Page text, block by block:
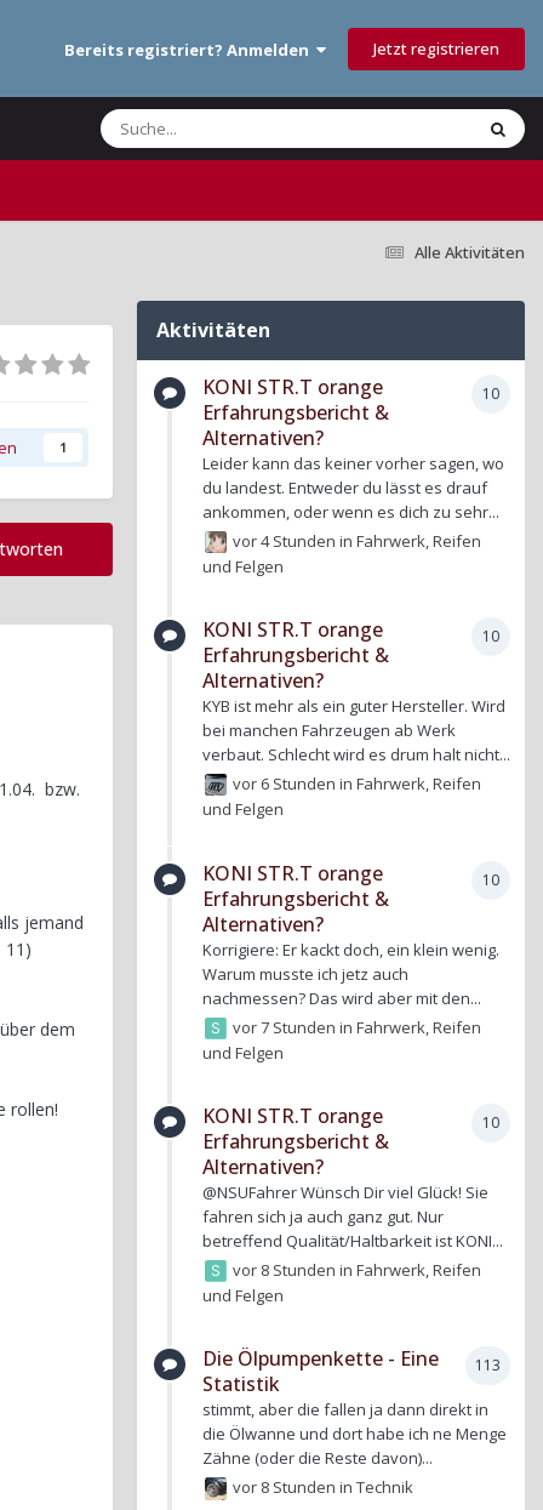
Bereits registriert? Anmelden Jetzt registrieren
Alle Aktivitäten
1
bzw.
jemand
11)
dem
rollen!
Aktivitäten
10
KONI STR.T orange
Erfahrungsbericht &
Alternativen?
Leider kann das keiner vorher sagen, wo
du landest. Entweder du lässt es drauf
ankommen, oder wenn es dich zu sehr...
vor 4 Stunden inFahrwerk, Reifen
und Felgen
10
KONI STR.T orange
Erfahrungsbericht &
Alternativen?
KYB ist mehr als ein guter Hersteller. Wird
bei manchen Fahrzeugen ab Werk
verbaut. Schlecht wird es drum halt nicht...
vor 6 Stunden inFahrwerk, Reifen
und Felgen
10
KONI STR.T orange
Erfahrungsbericht &
Alternativen?
Korrigiere: Er kackt doch, ein klein wenig.
Warum musste ich jetz auch
nachmessen? Das wird aber mit den...
vor 7 Stunden inFahrwerk, Reifen
und Felgen
10
KONI STR.T orange
Erfahrungsbericht &
Alternativen?
@NSUFahrer Wünsch Dir viel Glück! Sie
fahren sich ja auch ganz gut. Nur
betreffend Qualität/Haltbarkeit ist KONI...
vor 8 Stunden inFahrwerk, Reifen
und Felgen
113
Die Ölpumpenkette - Eine
Statistik
stimmt, aber die fallen ja dann direkt in
die Ölwanne und dort habe ich ne Menge
Zähne (oder die Reste davon)...
vor 8 Stunden inTechnik